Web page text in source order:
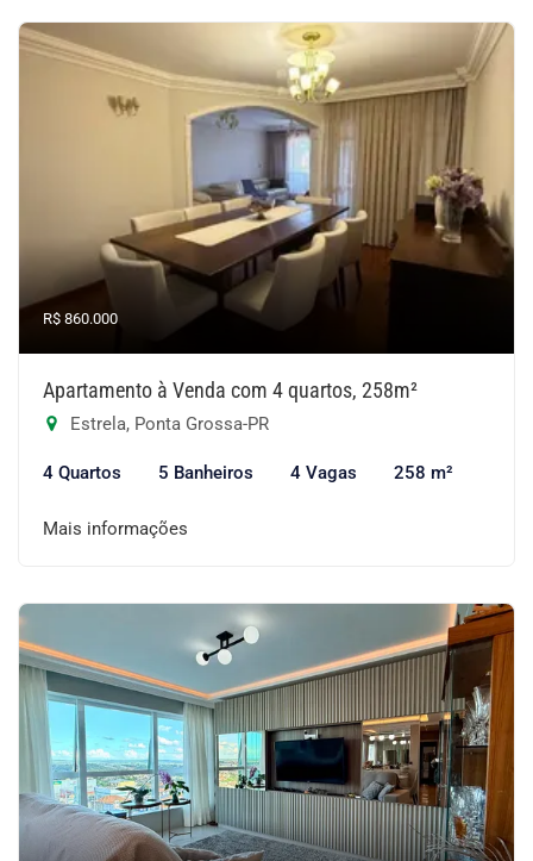
R$ 860.000
Apartamento à Venda com 4 quartos, 258m²
Estrela, Ponta Grossa-PR
4 Quartos 5 Banheiros 4 Vagas 258 m²
Mais informações